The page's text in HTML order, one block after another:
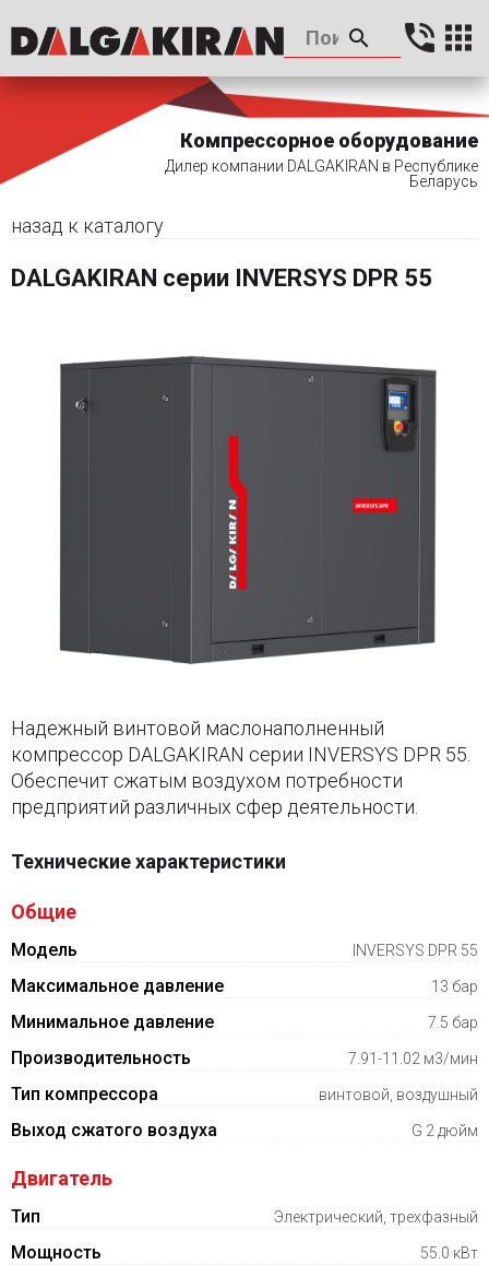
Компрессорное оборудование
Дилер компании DALGAKIRAN в Республике
Беларусь
назад к каталогу
DALGAKIRAN серии INVERSYS DPR 55
Надежный винтовой маслонаполненный
компрессор DALGAKIRAN серии INVERSYS DPR 55.
Обеспечит сжатым воздухом потребности
предприятий различных сфер деятельности.
Технические характеристики
Общие
Модель INVERSYS DPR 55
Максимальное давление 13 бар
Минимальное давление 7.5 бар
Производительность 7.91-11.02 м3/мин
Тип компрессора винтовой, воздушный
Выход сжатого воздуха G 2 дюйм
Двигатель
Тип Электрический, трехфазный
Мощность 55.0 кВт